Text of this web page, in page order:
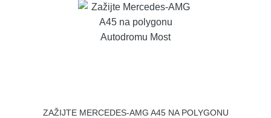
ZAŽIJTE MERCEDES-AMG A45 NA POLYGONU